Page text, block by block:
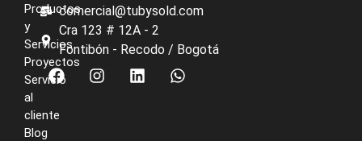
Productos
y
Servicios
Proyectos
Servicio
al
cliente
Blog
comercial@tubysold.com
Cra 123 # 12A - 2
Fontibón - Recodo / Bogotá